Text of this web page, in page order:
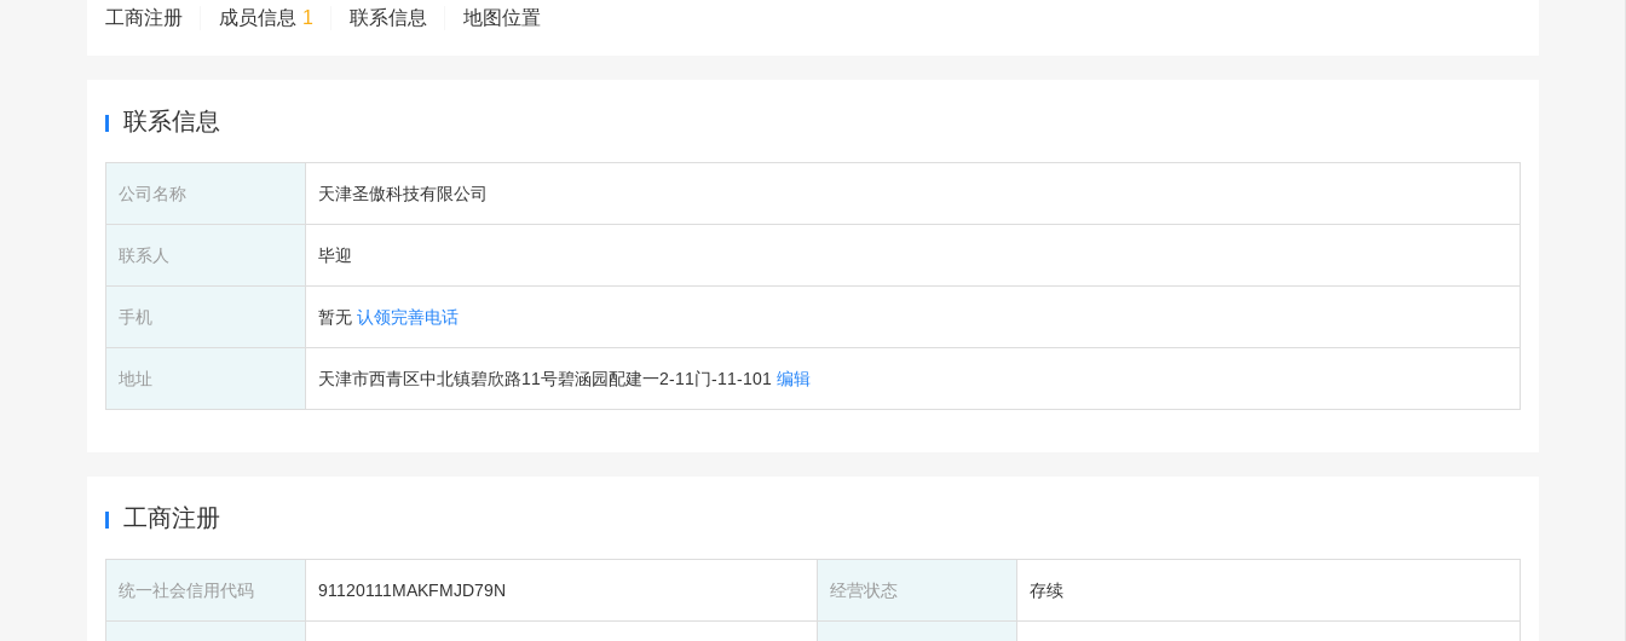
工商注册 成员信息 1 联系信息 地图位置
联系信息
公司名称 天津圣傲科技有限公司
联系人 毕迎
手机 暂无 认领完善电话
地址 天津市西青区中北镇碧欣路11号碧涵园配建一2-11门-11-101 编辑
工商注册
统一社会信用代码 91120111MAKFMJD79N 经营状态 存续